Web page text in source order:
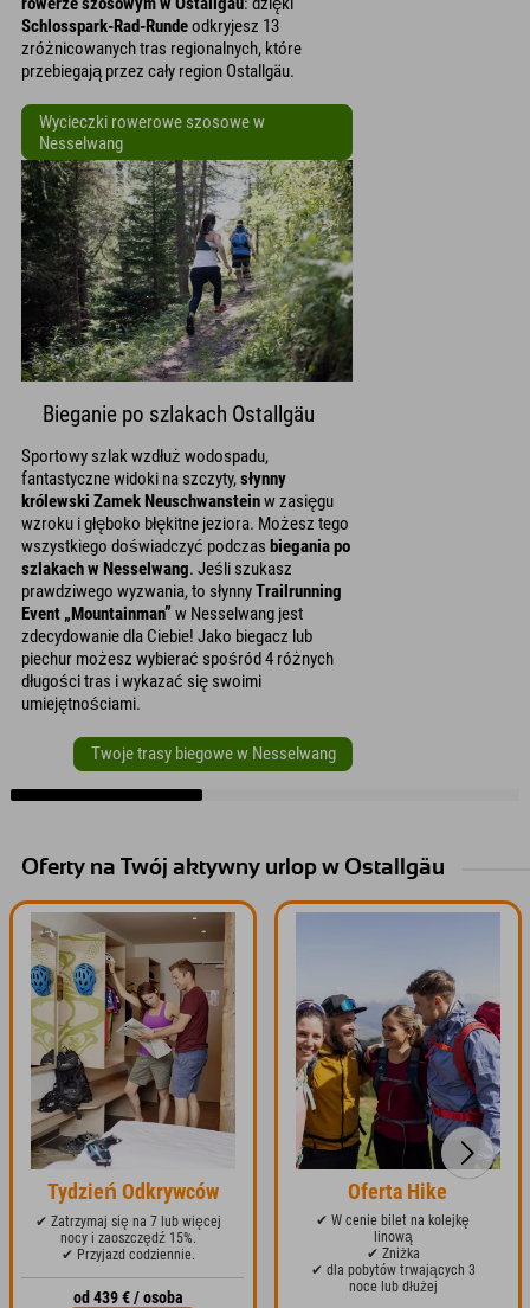
Schlosspark-Rad-Rundeodkryjesz 13
zróżnicowanych tras regionalnych, które
przebiegają przez cały region Ostallgäu.
Wycieczki rowerowe szosowe w
Nesselwang
Bieganie po szlakach Ostallgäu
Sportowy szlak wzdłuż wodospadu,
fantastyczne widoki na szczyty,słynny
królewski Zamek Neuschwansteinw zasięgu
wzroku i głęboko błękitne jeziora. Możesz tego
wszystkiego doświadczyć podczas biegania po
szlakach w Nesselwang. Jeśli szukasz
prawdziwego wyzwania, to słynnyTrailrunning
Event „Mountainman” w Nesselwang jest
zdecydowanie dla Ciebie! Jako biegacz lub
piechur możesz wybierać spośród 4 różnych
długości tras i wykazać się swoimi
umiejętnościami.
Twoje trasy biegowe w Nesselwang
Oferty na Twój aktywny urlop w Ostallgäu
Tydzień Odkrywców
✔ Zatrzymaj się na 7 lub więcej
nocy i zaoszczędź 15%.
✔ Przyjazd codziennie.
od 439 € / osoba
Oferta Hike
✔ W cenie bilet na kolejkę
linową
✔ Zniżka
✔ dla pobytów trwających 3
noce lub dłużej